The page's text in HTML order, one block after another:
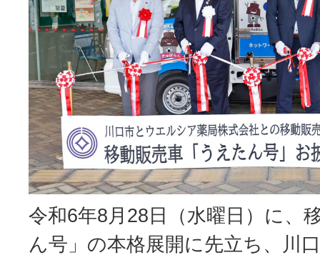
令和6年8月28日（水曜日）に、
ん号」の本格展開に先立ち、川